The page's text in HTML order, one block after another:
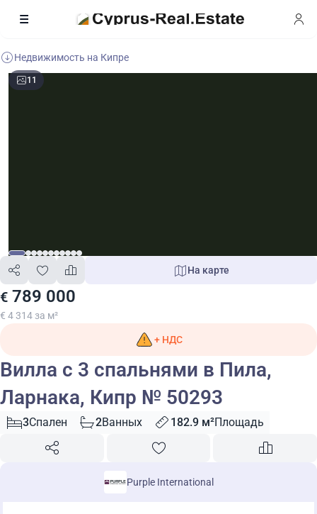
Недвижимость на Кипре
11
€ 789 000
€ 4 314 за м²
На карте
+ НДС
Вилла с 3 спальнями в Пила,
Ларнака, Кипр № 50293
3Спален 2Ванных 182.9 м²Площадь
Purple International